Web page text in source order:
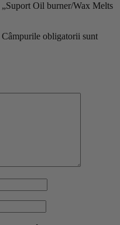
Oil burner/Wax Melts
Câmpurile obligatorii sunt